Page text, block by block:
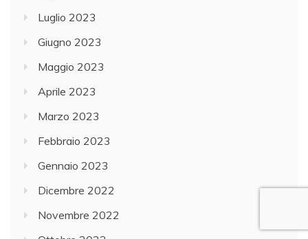
Luglio 2023
Giugno 2023
Maggio 2023
Aprile 2023
Marzo 2023
Febbraio 2023
Gennaio 2023
Dicembre 2022
Novembre 2022